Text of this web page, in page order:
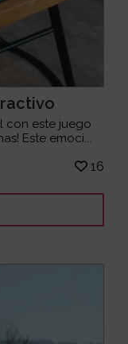
con este juego
Este emoci...
16